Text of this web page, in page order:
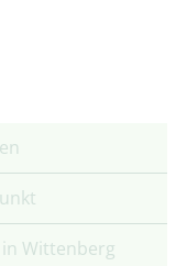
Wittenberg